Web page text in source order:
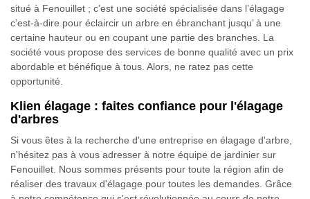
situé à Fenouillet ; c’est une société spécialisée dans l’élagage
c’est-à-dire pour éclaircir un arbre en ébranchant jusqu’ à une
certaine hauteur ou en coupant une partie des branches. La
société vous propose des services de bonne qualité avec un prix
abordable et bénéfique à tous. Alors, ne ratez pas cette
opportunité.
Klien élagage : faites confiance pour l'élagage
d'arbres
Si vous êtes à la recherche d'une entreprise en élagage d'arbre,
n'hésitez pas à vous adresser à notre équipe de jardinier sur
Fenouillet. Nous sommes présents pour toute la région afin de
réaliser des travaux d'élagage pour toutes les demandes. Grâce